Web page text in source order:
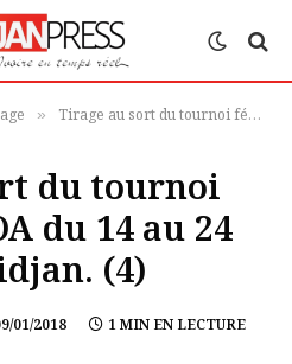
» Tirage au sort du tournoi féminin UFOA du 14 au 24 février à Abidjan.
du tournoi
du 14 au 24
(4)
01/2018 1 MIN EN LECTURE